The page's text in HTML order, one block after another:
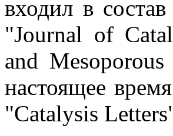
входил в
"Journal of
and
настоящее
"Сatalysis